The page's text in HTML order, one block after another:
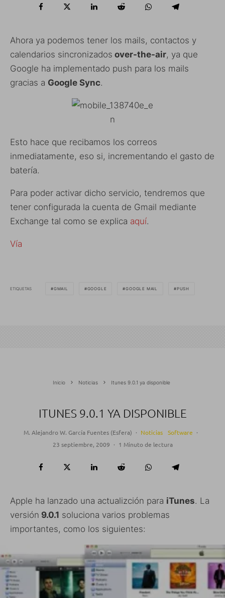
Ahora ya podemos tener los mails, contactos y
calendarios sincronizados over-the-air, ya que
Google ha implementado push para los mails
gracias a Google Sync.
Esto hace que recibamos los correos
inmediatamente, eso si, incrementando el gasto de
batería.
Para poder activar dicho servicio, tendremos que
tener configurada la cuenta de Gmail mediante
Exchange tal como se explica aquí.
Vía
ETIQUETAS GMAIL GOOGLE GOOGLE MAIL PUSH
Inicio Noticias Itunes 9.0.1 ya disponible
ITUNES 9.0.1 YA DISPONIBLE
M. Alejandro W. García Fuentes (Esfera) · Noticias Software ·
23 septiembre, 2009 · 1 Minuto de lectura
Apple ha lanzado una actualizción para iTunes. La
versión 9.0.1 soluciona varios problemas
importantes, como los siguientes: